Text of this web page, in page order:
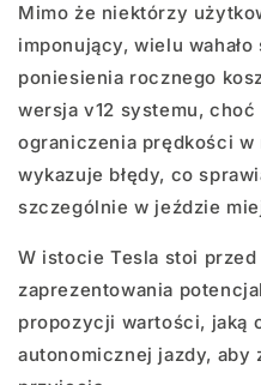
Mimo że niektórzy
imponujący, wielu
poniesienia rocznego
wersja v12 systemu, choć
ograniczenia prędkości
wykazuje błędy, co
szczególnie w jeździe
W istocie Tesla stoi
zaprezentowania
propozycji wartości, jaką
autonomicznej jazdy, aby